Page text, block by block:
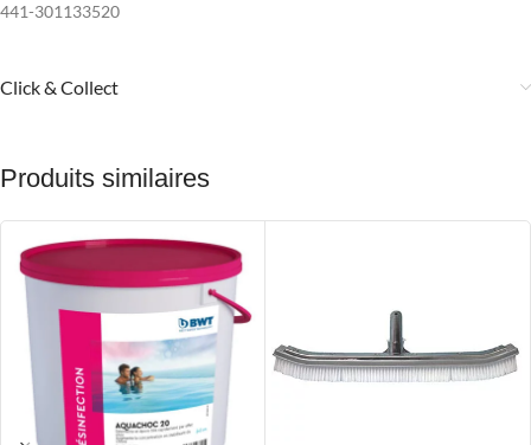
441-301133520
Click & Collect
Produits similaires